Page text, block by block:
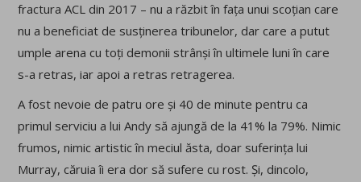
fractura ACL din 2017 – nu a răzbit în fața unui scoțian care
nu a beneficiat de susținerea tribunelor, dar care a putut
umple arena cu toți demonii strânși în ultimele luni în care
s-a retras, iar apoi a retras retragerea.
A fost nevoie de patru ore și 40 de minute pentru ca
primul serviciu a lui Andy să ajungă de la 41% la 79%. Nimic
frumos, nimic artistic în meciul ăsta, doar suferința lui
Murray, căruia îi era dor să sufere cu rost. Și, dincolo,